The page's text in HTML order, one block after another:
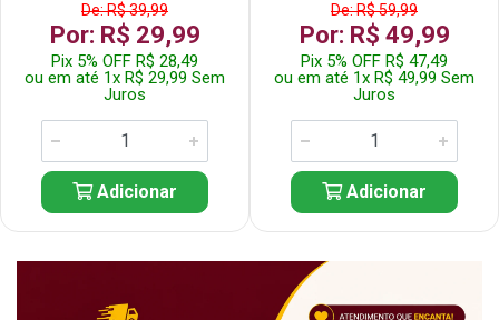
De: R$ 39,99
Por: R$ 29,99
Pix 5% OFF R$ 28,49
ou em até 1x R$ 29,99 Sem
Juros
Adicionar
De: R$ 59,99
Por: R$ 49,99
Pix 5% OFF R$ 47,49
ou em até 1x R$ 49,99 Sem
Juros
Adicionar